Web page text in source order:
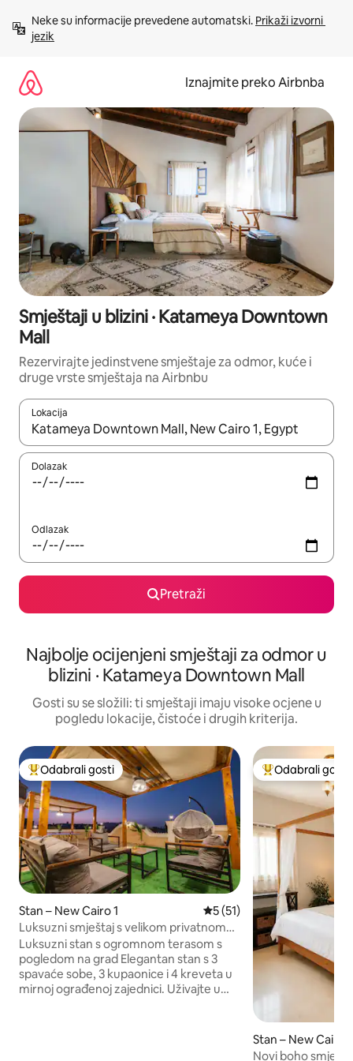
sadržaj
Neke su informacije prevedene automatski. Prikaži izvorni
jezik
Iznajmite preko Airbnba
Smještaji u blizini · Katameya Downtown
Mall
Rezervirajte jedinstvene smještaje za odmor, kuće i
druge vrste smještaja na Airbnbu
Lokacija
Kada budu dostupni rezultati, moći ćete ih pregledati
Dolazak
Odlazak
Pretraži
Najbolje ocijenjeni smještaji za odmor u
blizini · Katameya Downtown Mall
Gosti su se složili: ti smještaji imaju visoke ocjene u
pogledu lokacije, čistoće i drugih kriterija.
Među najviše rangiranima s oznakom „Odabrali gosti”
Odabrali gosti
Stan – New Cairo 1 Prosječna ocjena: 5/5,
5 (51)
Luksuzni smještaj s velikom privatnom
terasom i pogledom na grad
Luksuzni stan s ogromnom terasom s
pogledom na grad Elegantan stan s 3
spavaće sobe, 3 kupaonice i 4 kreveta u
mirnoj ograđenoj zajednici. Uživajte u
Među najviše
Odabrali gosti
Stan – New Cairo 1
Novi boho